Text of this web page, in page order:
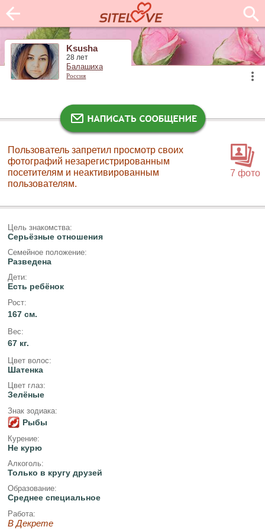
Ksusha
28 лет
Балашиха
Россия
7 фото
Пользователь запретил просмотр своих
фотографий незарегистрированным
посетителям и неактивированным
пользователям.
Цель знакомства:
Серьёзные отношения
Семейное положение:
Разведена
Дети:
Есть ребёнок
Рост:
167 см.
Вес:
67 кг.
Цвет волос:
Шатенка
Цвет глаз:
Зелёные
Знак зодиака:
Рыбы
Курение:
Не курю
Алкоголь:
Только в кругу друзей
Образование:
Среднее специальное
Работа:
В Декрете